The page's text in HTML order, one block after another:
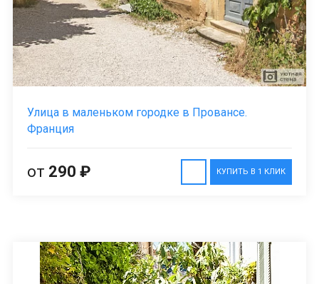
Улица в маленьком городке в Провансе.
Франция
КУПИТЬ В 1 КЛИК
от 290 ₽